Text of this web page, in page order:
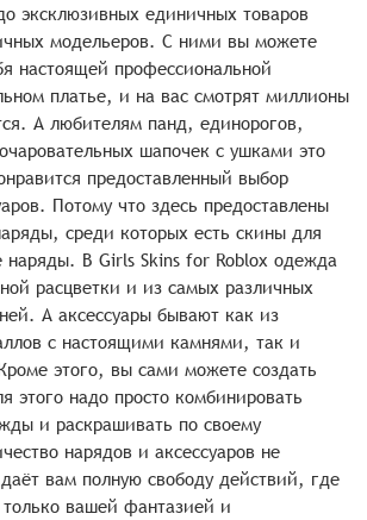
эксклюзивных единичных товаров
модельеров. С ними вы можете
настоящей профессиональной
платье, и на вас смотрят миллионы
А любителям панд, единорогов,
шапочек с ушками это
предоставленный выбор
Потому что здесь предоставлены
среди которых есть скины для
наряды. В Girls Skins for Roblox одежда
расцветки и из самых различных
А аксессуары бывают как из
с настоящими камнями, так и
этого, вы сами можете создать
этого надо просто комбинировать
и раскрашивать по своему
нарядов и аксессуаров не
вам полную свободу действий, где
только вашей фантазией и